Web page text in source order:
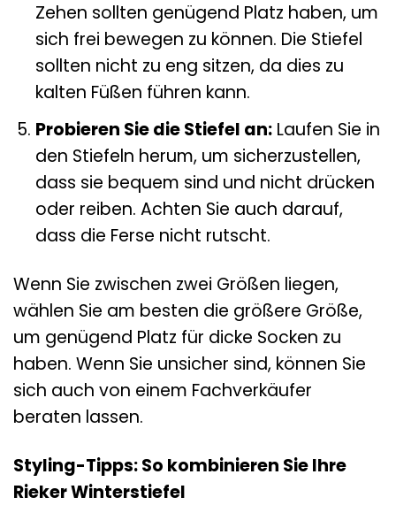
Zehen sollten genügend Platz haben, um
sich frei bewegen zu können. Die Stiefel
sollten nicht zu eng sitzen, da dies zu
kalten Füßen führen kann.
Probieren Sie die Stiefel an:Laufen Sie in
den Stiefeln herum, um sicherzustellen,
dass sie bequem sind und nicht drücken
oder reiben. Achten Sie auch darauf,
dass die Ferse nicht rutscht.
Wenn Sie zwischen zwei Größen liegen,
wählen Sie am besten die größere Größe,
um genügend Platz für dicke Socken zu
haben. Wenn Sie unsicher sind, können Sie
sich auch von einem Fachverkäufer
beraten lassen.
Styling-Tipps: So kombinieren Sie Ihre
Rieker Winterstiefel